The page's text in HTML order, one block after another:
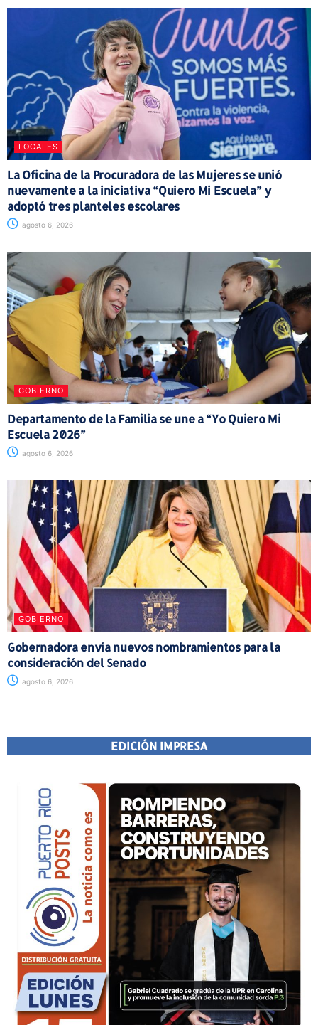
LOCALES
La Oficina de la Procuradora de las Mujeres se unió
nuevamente a la iniciativa “Quiero Mi Escuela” y
adoptó tres planteles escolares
agosto 6, 2026
GOBIERNO
Departamento de la Familia se une a “Yo Quiero Mi
Escuela 2026”
agosto 6, 2026
GOBIERNO
Gobernadora envía nuevos nombramientos para la
consideración del Senado
agosto 6, 2026
EDICIÓN IMPRESA